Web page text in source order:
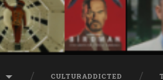
CULTURADDICTED